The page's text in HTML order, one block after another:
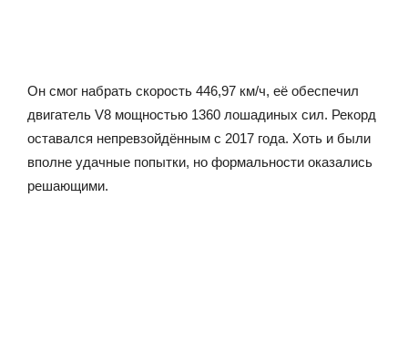
Он смог набрать скорость 446,97 км/ч, её обеспечил
двигатель V8 мощностью 1360 лошадиных сил. Рекорд
оставался непревзойдённым с 2017 года. Хоть и были
вполне удачные попытки, но формальности оказались
решающими.